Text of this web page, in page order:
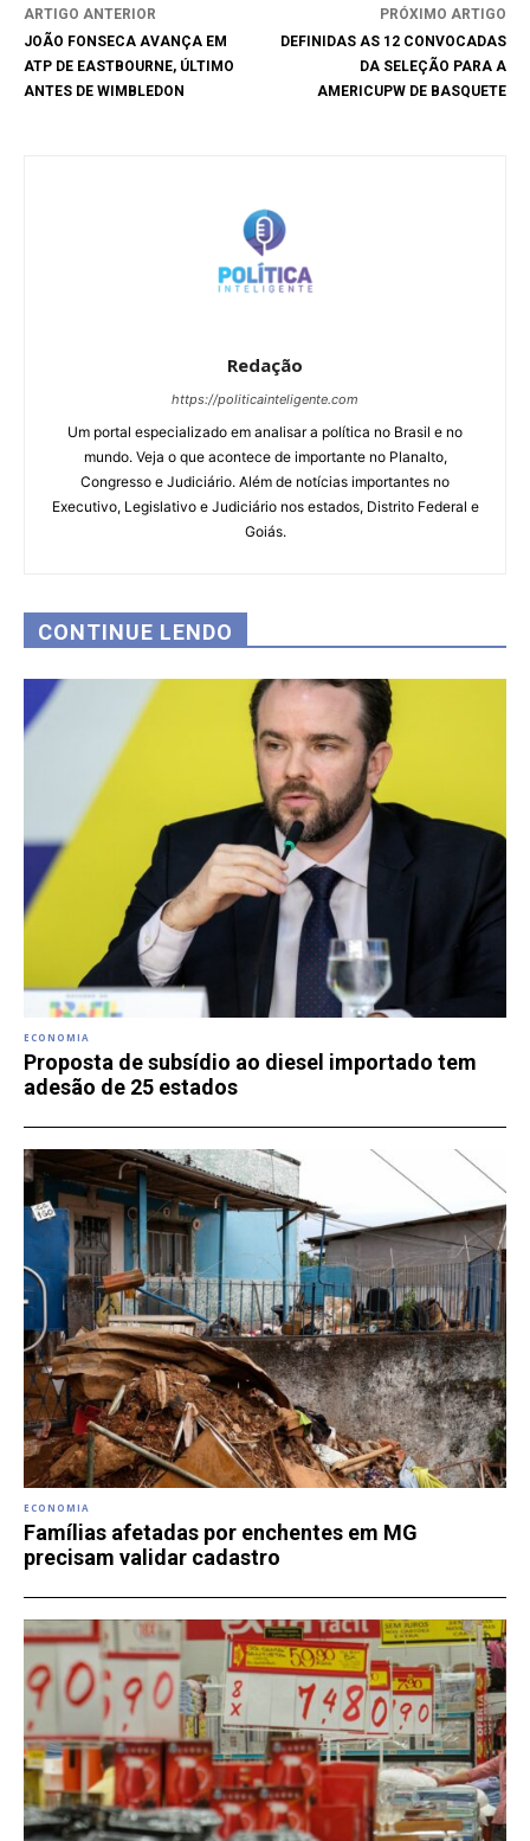
ARTIGO ANTERIOR
JOÃO FONSECA AVANÇA EM
ATP DE EASTBOURNE, ÚLTIMO
ANTES DE WIMBLEDON
PRÓXIMO ARTIGO
DEFINIDAS AS 12 CONVOCADAS
DA SELEÇÃO PARA A
AMERICUPW DE BASQUETE
Redação
https://politicainteligente.com
Um portal especializado em analisar a política no Brasil e no
mundo. Veja o que acontece de importante no Planalto,
Congresso e Judiciário. Além de notícias importantes no
Executivo, Legislativo e Judiciário nos estados, Distrito Federal e
Goiás.
CONTINUE LENDO
ECONOMIA
Proposta de subsídio ao diesel importado tem
adesão de 25 estados
ECONOMIA
Famílias afetadas por enchentes em MG
precisam validar cadastro